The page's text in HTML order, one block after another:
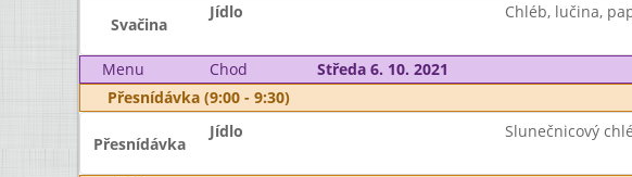
Svačina
Jídlo Chléb, lučina,
Menu Chod Středa 6. 10. 2021
Přesnídávka (9:00 - 9:30)
Přesnídávka
Jídlo Slunečnicový